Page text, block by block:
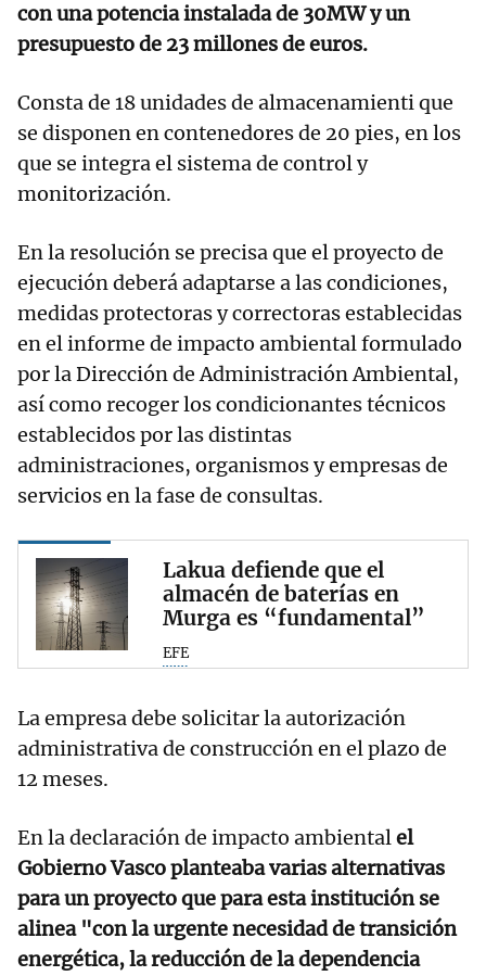
con una potencia instalada de 30MW y un
presupuesto de 23 millones de euros.
Consta de 18 unidades de almacenamienti que
se disponen en contenedores de 20 pies, en los
que se integra el sistema de control y
monitorización.
En la resolución se precisa que el proyecto de
ejecución deberá adaptarse a las condiciones,
medidas protectoras y correctoras establecidas
en el informe de impacto ambiental formulado
por la Dirección de Administración Ambiental,
así como recoger los condicionantes técnicos
establecidos por las distintas
administraciones, organismos y empresas de
servicios en la fase de consultas.
Lakua defiende que el
almacén de baterías en
Murga es “fundamental”
EFE
La empresa debe solicitar la autorización
administrativa de construcción en el plazo de
12 meses.
En la declaración de impacto ambientalel
Gobierno Vasco planteaba varias alternativas
para un proyecto que para esta institución se
alinea "con la urgente necesidad de transición
energética, la reducción de la dependencia